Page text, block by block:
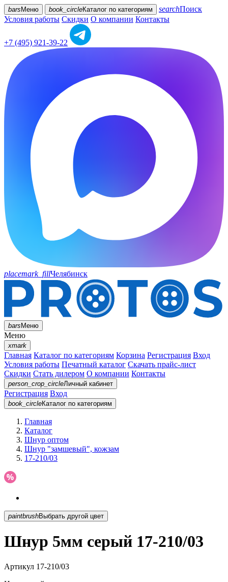
bars Меню book_circleКаталог по категориям searchПоиск
Условия работы Скидки О компании Контакты
+7 (495) 921-39-22
placemark_fillЧелябинск
barsМеню
Меню
xmark
Главная Каталог по категориям Корзина Регистрация Вход
Условия работы Печатный каталог Скачать прайс-лист
Скидки Стать дилером О компании Контакты
person_crop_circleЛичный кабинет
Регистрация Вход
book_circleКаталог по категориям
Главная
Каталог
Шнур оптом
Шнур "замшевый", кожзам
17-210/03
paintbrush Выбрать другой цвет
Шнур 5мм серый 17-210/03
Артикул 17-210/03